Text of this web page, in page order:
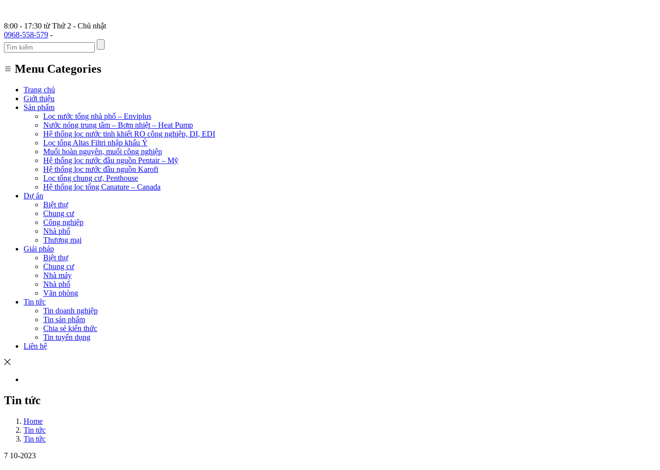
8:00 - 17:30 từ Thứ 2 - Chủ nhật
0968-558-579 -
Menu Categories
Trang chủ
Giới thiệu
Sản phẩm
Lọc nước tổng nhà phố – Enviplus
Nước nóng trung tâm – Bơm nhiệt – Heat Pump
Hệ thống lọc nước tinh khiết RO công nghiệp, DI, EDI
Lọc tổng Altas Filtri nhập khẩu Ý
Muối hoàn nguyên, muối công nghiệp
Hệ thống lọc nước đầu nguồn Pentair – Mỹ
Hệ thống lọc nước đầu nguồn Karofi
Lọc tổng chung cư, Penthouse
Hệ thống lọc tổng Canature – Canada
Dự án
Biệt thự
Chung cư
Công nghiệp
Nhà phố
Thương mại
Giải pháp
Biệt thự
Chung cư
Nhà máy
Nhà phố
Văn phòng
Tin tức
Tin doanh nghiệp
Tin sản phẩm
Chia sẻ kiến thức
Tin tuyển dụng
Liên hệ
Tin tức
Home
Tin tức
Tin tức
7 10-2023